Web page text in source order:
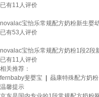
已有11 人评价
novalac宝怡乐常规配方奶粉新生婴
已有53 人评价
novalac宝怡乐常规配方奶粉1段2段
已有11 人评价
相关推荐：
fernbaby斐婴宝
赑康特殊配方奶粉
温馨提示